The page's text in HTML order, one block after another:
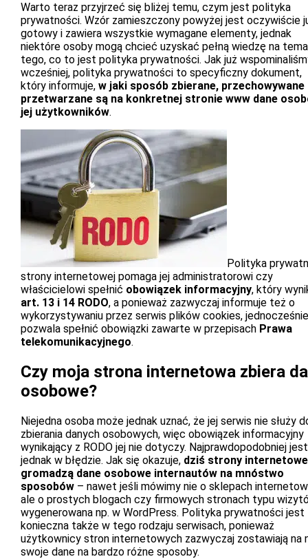
Warto teraz przyjrzeć się bliżej temu, czym jest polityka
prywatności. Wzór zamieszczony powyżej jest oczywiście
gotowy i zawiera wszystkie wymagane elementy, jednak
niektóre osoby mogą chcieć uzyskać pełną wiedzę na
tego, co to jest polityka prywatności. Jak już
wcześniej, polityka prywatności to specyficzny dokument,
który informuje, w jaki sposób zbierane, przechowywane
przetwarzane są na konkretnej stronie www dane
jej użytkowników.
Polityka
strony internetowej pomaga jej administratorowi czy
właścicielowi spełnić obowiązek informacyjny, który
art. 13 i 14 RODO, a ponieważ zazwyczaj informuje też o
wykorzystywaniu przez serwis plików cookies, jednocześnie
pozwala spełnić obowiązki zawarte w przepisach Prawa
telekomunikacyjnego.
Czy moja strona internetowa zbiera
osobowe?
Niejedna osoba może jednak uznać, że jej serwis nie służy
zbierania danych osobowych, więc obowiązek informacyjny
wynikający z RODO jej nie dotyczy. Najprawdopodobniej jest
jednak w błędzie. Jak się okazuje, dziś strony internetowe
gromadzą dane osobowe internautów na mnóstwo
sposobów – nawet jeśli mówimy nie o sklepach
ale o prostych blogach czy firmowych stronach typu
wygenerowana np. w WordPress. Polityka prywatności jest
konieczna także w tego rodzaju serwisach, ponieważ
użytkownicy stron internetowych zazwyczaj zostawiają na
swoje dane na bardzo różne sposoby.